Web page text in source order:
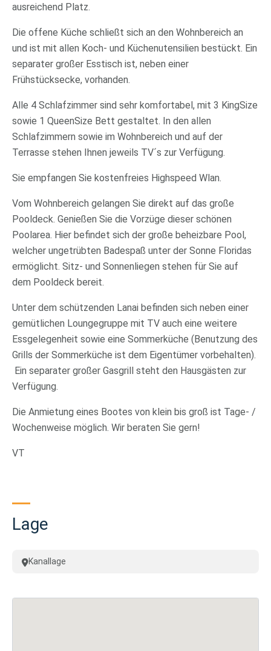
ausreichend Platz.
Die offene Küche schließt sich an den Wohnbereich an
und ist mit allen Koch- und Küchenutensilien bestückt. Ein
separater großer Esstisch ist, neben einer
Frühstücksecke, vorhanden.
Alle 4 Schlafzimmer sind sehr komfortabel, mit 3 KingSize
sowie 1 QueenSize Bett gestaltet. In den allen
Schlafzimmern sowie im Wohnbereich und auf der
Terrasse stehen Ihnen jeweils TV´s zur Verfügung.
Sie empfangen Sie kostenfreies Highspeed Wlan.
Vom Wohnbereich gelangen Sie direkt auf das große
Pooldeck. Genießen Sie die Vorzüge dieser schönen
Poolarea. Hier befindet sich der große beheizbare Pool,
welcher ungetrübten Badespaß unter der Sonne Floridas
ermöglicht. Sitz- und Sonnenliegen stehen für Sie auf
dem Pooldeck bereit.
Unter dem schützenden Lanai befinden sich neben einer
gemütlichen Loungegruppe mit TV auch eine weitere
Essgelegenheit sowie eine Sommerküche (Benutzung des
Grills der Sommerküche ist dem Eigentümer vorbehalten).
Ein separater großer Gasgrill steht den Hausgästen zur
Verfügung.
Die Anmietung eines Bootes von klein bis groß ist Tage- /
Wochenweise möglich. Wir beraten Sie gern!
VT
Lage
Kanallage